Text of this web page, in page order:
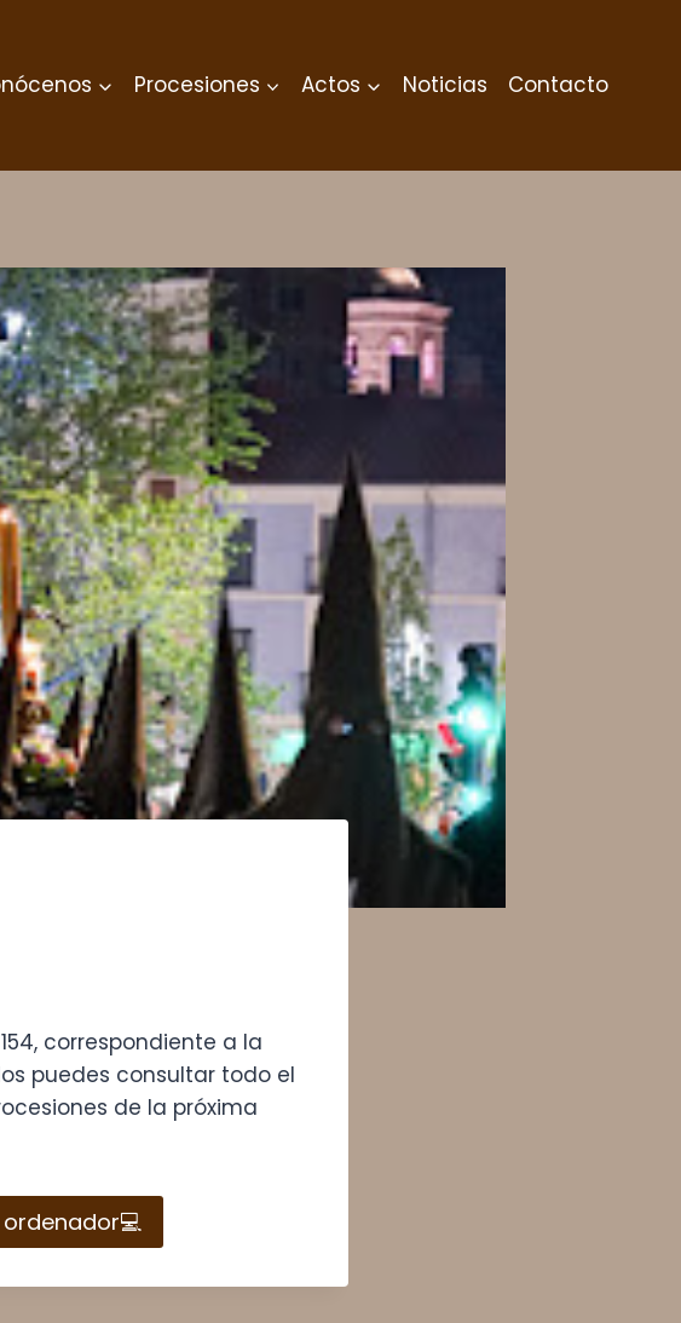
Procesiones Actos Noticias Contacto
correspondiente a la
puedes consultar todo el
de la próxima